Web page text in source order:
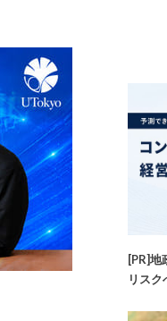
[PR]地
リス